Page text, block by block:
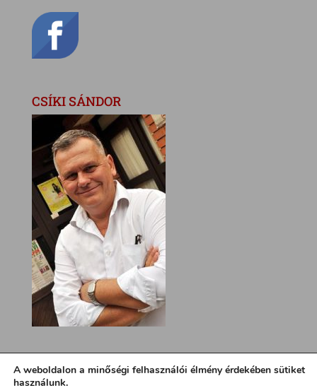
CSÍKI SÁNDOR
A weboldalon a minőségi felhasználói élmény érdekében sütiket
használunk.